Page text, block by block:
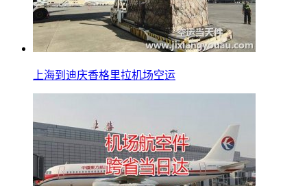
上海到迪庆香格里拉机场空运